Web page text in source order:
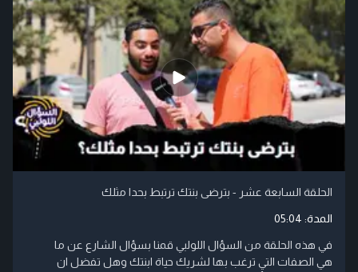
الحلقة السابعة عشر - بترضى بنتك ترتبط بحدا مثلك
المدة: 05:04
في هذه الحلقة من السؤال اللولبي قمنا بسؤال الشارع عن ما
هي الصفات التي ترغب بها لشريك حياة ابنتك وهل تفضل ان